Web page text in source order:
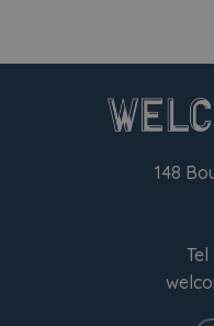
148
Tel :